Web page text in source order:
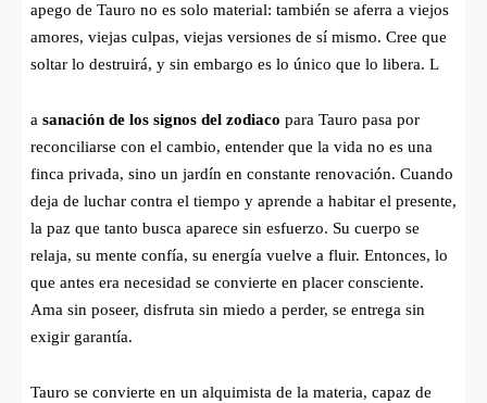
apego de Tauro no es solo material: también se aferra a viejos
amores, viejas culpas, viejas versiones de sí mismo. Cree que
soltar lo destruirá, y sin embargo es lo único que lo libera. L
a sanación de los signos del zodiaco para Tauro pasa por
reconciliarse con el cambio, entender que la vida no es una
finca privada, sino un jardín en constante renovación. Cuando
deja de luchar contra el tiempo y aprende a habitar el presente,
la paz que tanto busca aparece sin esfuerzo. Su cuerpo se
relaja, su mente confía, su energía vuelve a fluir. Entonces, lo
que antes era necesidad se convierte en placer consciente.
Ama sin poseer, disfruta sin miedo a perder, se entrega sin
exigir garantía.
Tauro se convierte en un alquimista de la materia, capaz de